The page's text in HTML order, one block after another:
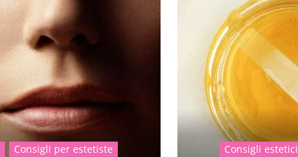
Consigli per estetiste
Consigli estetici